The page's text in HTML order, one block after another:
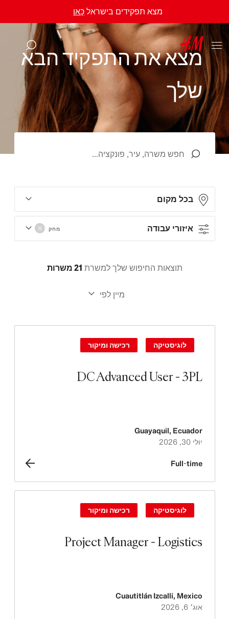
מצאאתהתפקידהבא
שלך
בכל מקום
איזורי עבודה מחק
תוצאות החיפוש שלך למשרת 21 משרות
מיין לפי
DC Advanced User - 3PL
לוגיסטיקה רכישה ומיקור
Guayaquil, Ecuador
יולי 30, 2026
Full-time
Project Manager - Logistics
לוגיסטיקה רכישה ומיקור
Cuautitlán Izcalli, Mexico
אוג׳ 6, 2026
מצא תפקידים בישראל כָּאן